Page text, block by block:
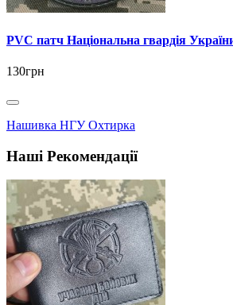
PVC патч Національна гвардія
130грн
Нашивка НГУ Охтирка
Наші Рекомендації